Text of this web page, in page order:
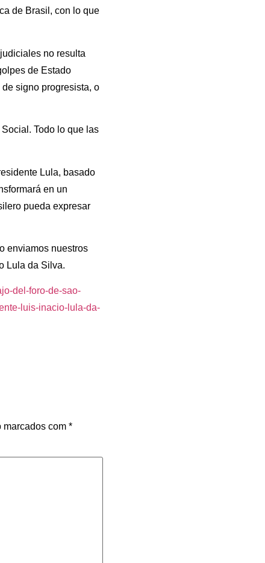
de Brasil, con lo que
no resulta
de Estado
signo progresista, o
Todo lo que las
Lula, basado
en un
pueda expresar
enviamos nuestros
Lula da Silva.
del-foro-de-sao-
luis-inacio-lula-da-
marcados com *